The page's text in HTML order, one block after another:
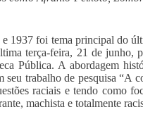
1937 foi tema principal do
terça-feira, 21 de junho,
Pública. A abordagem
trabalho de pesquisa “A
raciais e tendo como
machista e totalmente